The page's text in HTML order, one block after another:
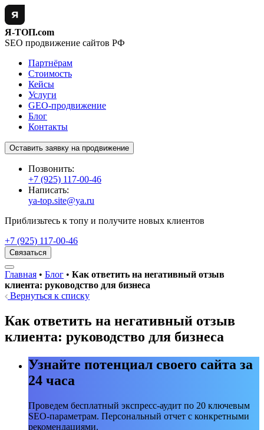
Я-ТОП.com
SEO продвижение сайтов РФ
Партнёрам
Стоимость
Кейсы
Услуги
GEO-продвижение
Блог
Контакты
Оставить заявку на продвижение
Позвонить:
+7 (925) 117-00-46
Написать:
ya-top.site@ya.ru
Приблизьтесь к топу и получите новых клиентов
+7 (925) 117-00-46
Связаться
Главная • Блог • Как ответить на негативный отзыв
клиента: руководство для бизнеса
Вернуться к списку
Как ответить на негативный отзыв
клиента: руководство для бизнеса
Узнайте потенциал своего сайта за
24 часа
Проведем бесплатный экспресс-аудит по 20 ключевым
SEO-параметрам. Персональный отчет с конкретными
рекомендациями.